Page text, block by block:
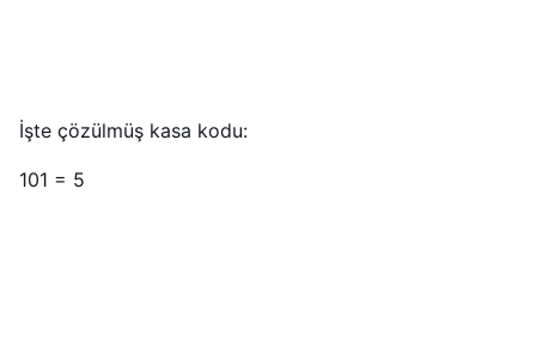
İşte çözülmüş kasa kodu:
101 = 5